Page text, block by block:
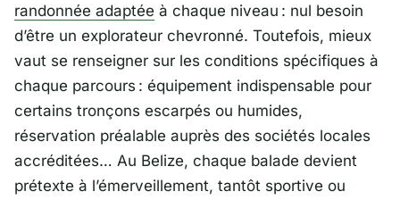
randonnée adaptée à chaque niveau : nul besoin
d’être un explorateur chevronné. Toutefois, mieux
vaut se renseigner sur les conditions spécifiques à
chaque parcours : équipement indispensable pour
certains tronçons escarpés ou humides,
réservation préalable auprès des sociétés locales
accréditées… Au Belize, chaque balade devient
prétexte à l’émerveillement, tantôt sportive ou